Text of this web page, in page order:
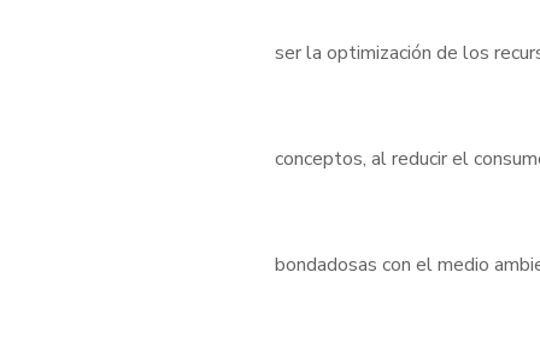
ser la optimización de los
conceptos, al reducir el
bondadosas con el medio